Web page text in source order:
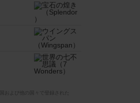
および他の国々で登録された